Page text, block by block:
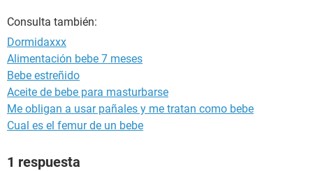
Consulta también:
Dormidaxxx
Alimentación bebe 7 meses
Bebe estreñido
Aceite de bebe para masturbarse
Me obligan a usar pañales y me tratan como bebe
Cual es el femur de un bebe
1 respuesta